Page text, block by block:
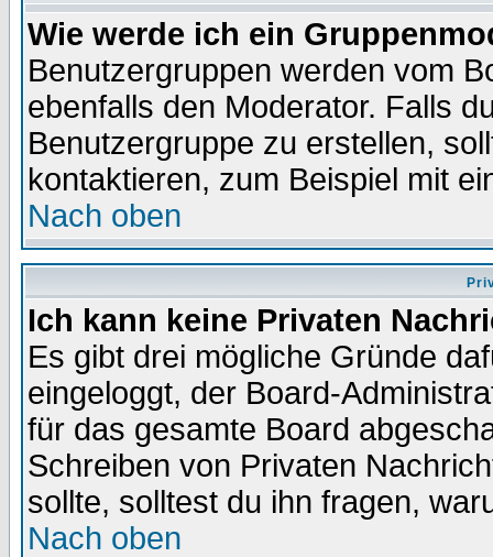
Wie werde ich ein
Benutzergruppen werden vom
ebenfalls den Moderator. Falls
Benutzergruppe zu erstellen,
kontaktieren, zum Beispiel mit
Nach oben
Ich kann keine Privaten
Es gibt drei mögliche Gründe
eingeloggt, der Board-
für das gesamte Board
Schreiben von Privaten
sollte, solltest du ihn fragen,
Nach oben